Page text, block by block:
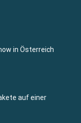
in Österreich
auf einer